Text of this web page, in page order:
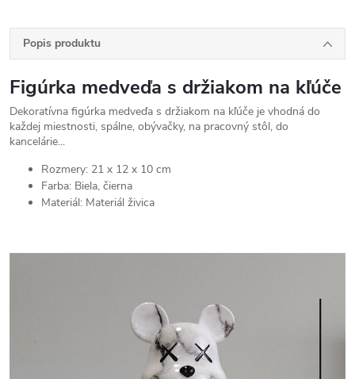
Popis produktu
Figúrka medveďa s držiakom na kľúče
Dekoratívna figúrka medveďa s držiakom na kľúče je vhodná do
každej miestnosti, spálne, obývačky, na pracovný stôl, do
kancelárie...
Rozmery: 21 x 12 x 10 cm
Farba: Biela, čierna
Materiál: Materiál živica